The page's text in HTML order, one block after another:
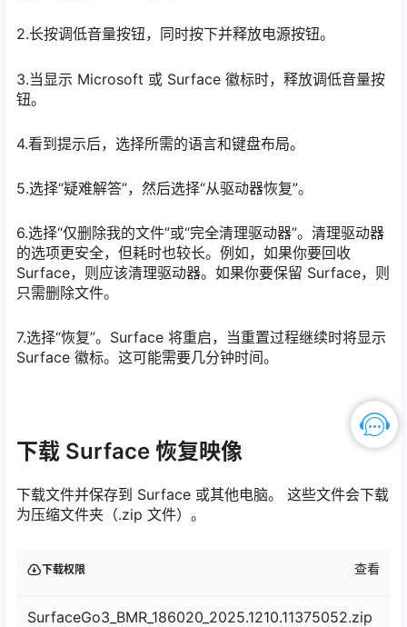
2.长按调低音量按钮，同时按下并释放电源按钮。
3.当显示 Microsoft 或 Surface 徽标时，释放调低音量按
钮。
4.看到提示后，选择所需的语言和键盘布局。
5.选择“疑难解答”，然后选择“从驱动器恢复”。
6.选择“仅删除我的文件”或“完全清理驱动器”。清理驱动器
的选项更安全，但耗时也较长。例如，如果你要回收
Surface，则应该清理驱动器。如果你要保留 Surface，则
只需删除文件。
7.选择“恢复”。Surface 将重启，当重置过程继续时将显示
Surface 徽标。这可能需要几分钟时间。
下载 Surface 恢复映像
下载文件并保存到 Surface 或其他电脑。 这些文件会下载
为压缩文件夹（.zip 文件）。
下载权限 查看
SurfaceGo3_BMR_186020_2025.1210.11375052.zip